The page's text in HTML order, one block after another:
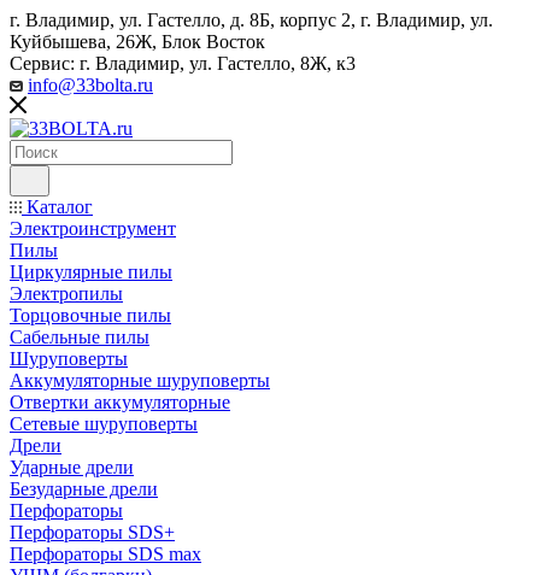
г. Владимир, ул. Гастелло, д. 8Б, корпус 2, г. Владимир, ул. ​
Куйбышева, 26Ж, Блок Восток
Сервис: г. Владимир, ул. Гастелло, 8Ж, к3
info@33bolta.ru
Каталог
Электроинструмент
Пилы
Циркулярные пилы
Электропилы
Торцовочные пилы
Сабельные пилы
Шуруповерты
Аккумуляторные шуруповерты
Отвертки аккумуляторные
Сетевые шуруповерты
Дрели
Ударные дрели
Безударные дрели
Перфораторы
Перфораторы SDS+
Перфораторы SDS max